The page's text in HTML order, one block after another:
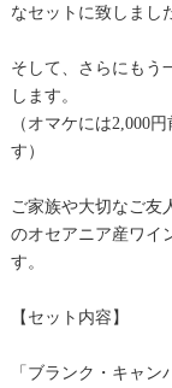
なセットに致しまし
そして、さらにもう
します。
（オマケには2,000
す）
ご家族や大切なご友
のオセアニア産ワイ
す。
【セット内容】
「ブランク・キャ